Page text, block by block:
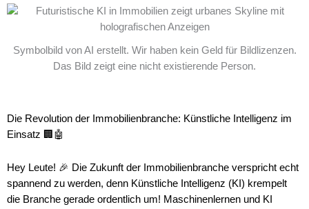
Symbolbild von AI erstellt. Wir haben kein Geld für Bildlizenzen.
Das Bild zeigt eine nicht existierende Person.
Die Revolution der Immobilienbranche: Künstliche Intelligenz im
Einsatz 🏢🤖
Hey Leute! 🎉 Die Zukunft der Immobilienbranche verspricht echt
spannend zu werden, denn Künstliche Intelligenz (KI) krempelt
die Branche gerade ordentlich um! Maschinenlernen und KI